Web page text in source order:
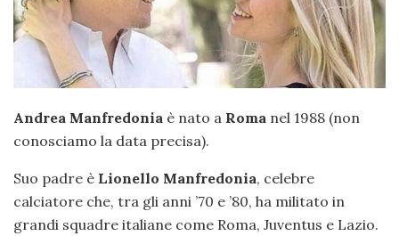
Andrea Manfredonia è nato a Roma nel 1988 (non
conosciamo la data precisa).
Suo padre è Lionello Manfredonia, celebre
calciatore che, tra gli anni ’70 e ’80, ha militato in
grandi squadre italiane come Roma, Juventus e Lazio.